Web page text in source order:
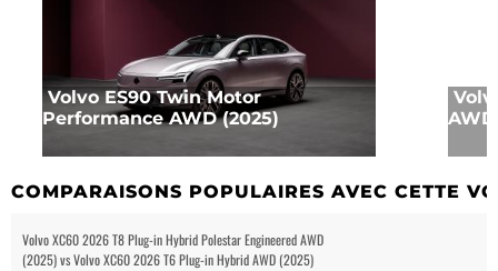
Volvo ES90 Twin Motor
Performance AWD (2025)
AWD
COMPARAISONS POPULAIRES AVEC CETTE
Volvo XC60 2026 T8 Plug-in Hybrid Polestar Engineered AWD
(2025) vs Volvo XC60 2026 T6 Plug-in Hybrid AWD (2025)